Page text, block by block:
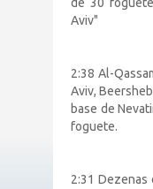
de 30
Aviv"
2:38 Al-
Aviv,
base de
foguete.
2:31 Dezenas